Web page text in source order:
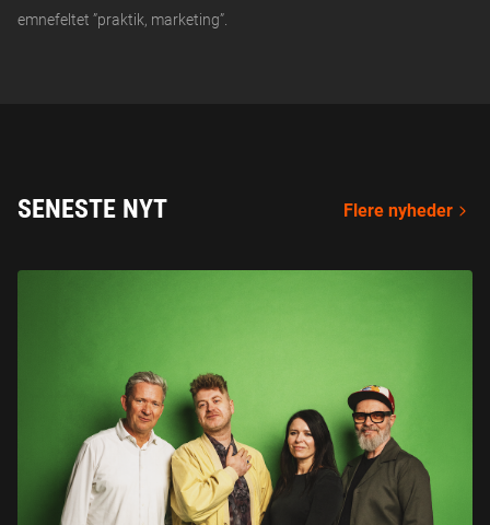
emnefeltet ”praktik, marketing”.
SENESTE NYT Flere nyheder